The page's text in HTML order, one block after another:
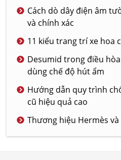
Cách dò dây điện âm
và chính xác
11 kiểu trang trí xe hoa
Desumid trong điều
dùng chế độ hút ẩm
Hướng dẫn quy trình
cũ hiệu quả cao
Thương hiệu Hermès